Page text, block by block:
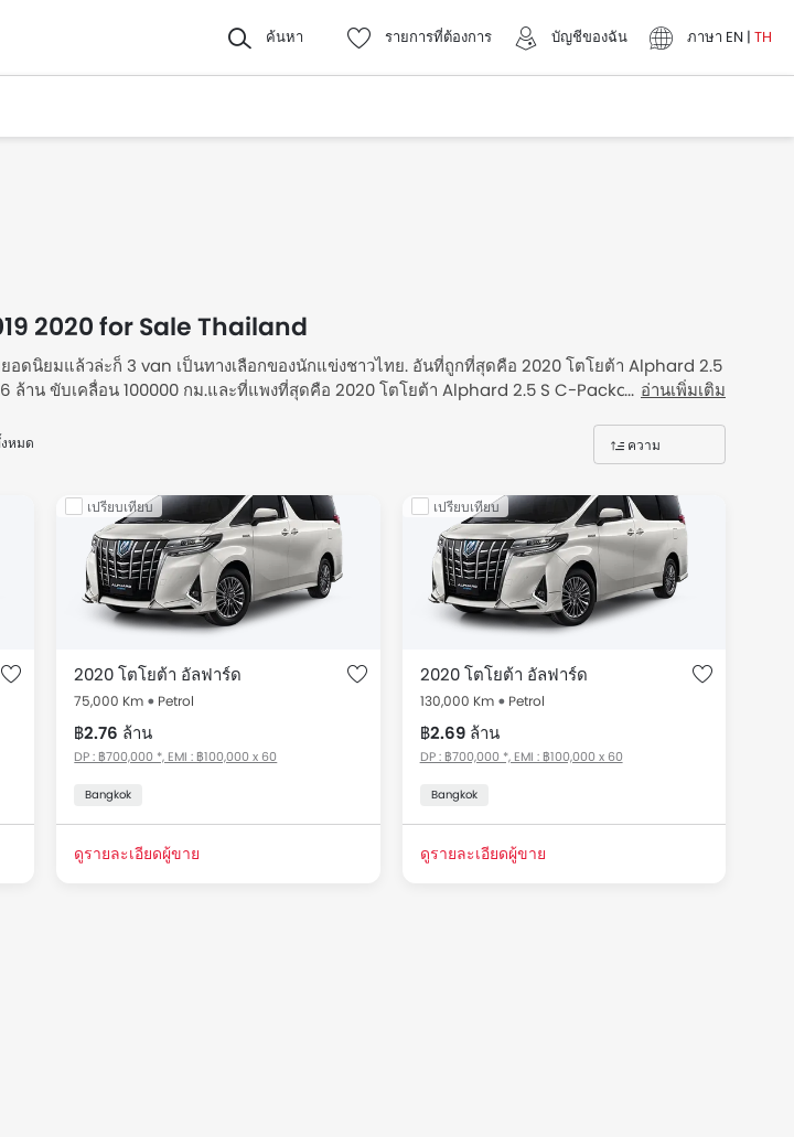
ค้นหา รายการที่ต้องการ บัญชีของฉัน ภาษา EN | TH
2020 for Sale Thailand
อดนิยมแล้วล่ะก็ 3 van เป็นทางเลือกของนักแข่งชาวไทย. อันที่ถูกที่สุดคือ 2020 โตโยต้า Alphard 2.5
ล้าน ขับเคลื่อน 100000 กม.และที่แพงที่สุดคือ 2020 โตโยต้า Alphard 2.5 S C-Package Van AT
อมูลจำเพาะ.
รายการราคา เริ่มต้นที่ ฿2.6 ล้าน สำหรับรุ่น Alphard, ทั้งหมดรวมทั้งหมด 3 รถมือสองที่มีขายใน
ราคาเริ่มต้นที่ ฿2.6 ล้าน
อ่านเพิ่มเติม
หมด ความ
เปรียบเทียบ
2020 โตโยต้า อัลฟาร์ด
75,000 Km Petrol
฿2.76 ล้าน
DP : ฿700,000 *, EMI : ฿100,000 x 60
Bangkok
ดูรายละเอียดผู้ขาย
เปรียบเทียบ
2020 โตโยต้า อัลฟาร์ด
130,000 Km Petrol
฿2.69 ล้าน
DP : ฿700,000 *, EMI : ฿100,000 x 60
Bangkok
ดูรายละเอียดผู้ขาย